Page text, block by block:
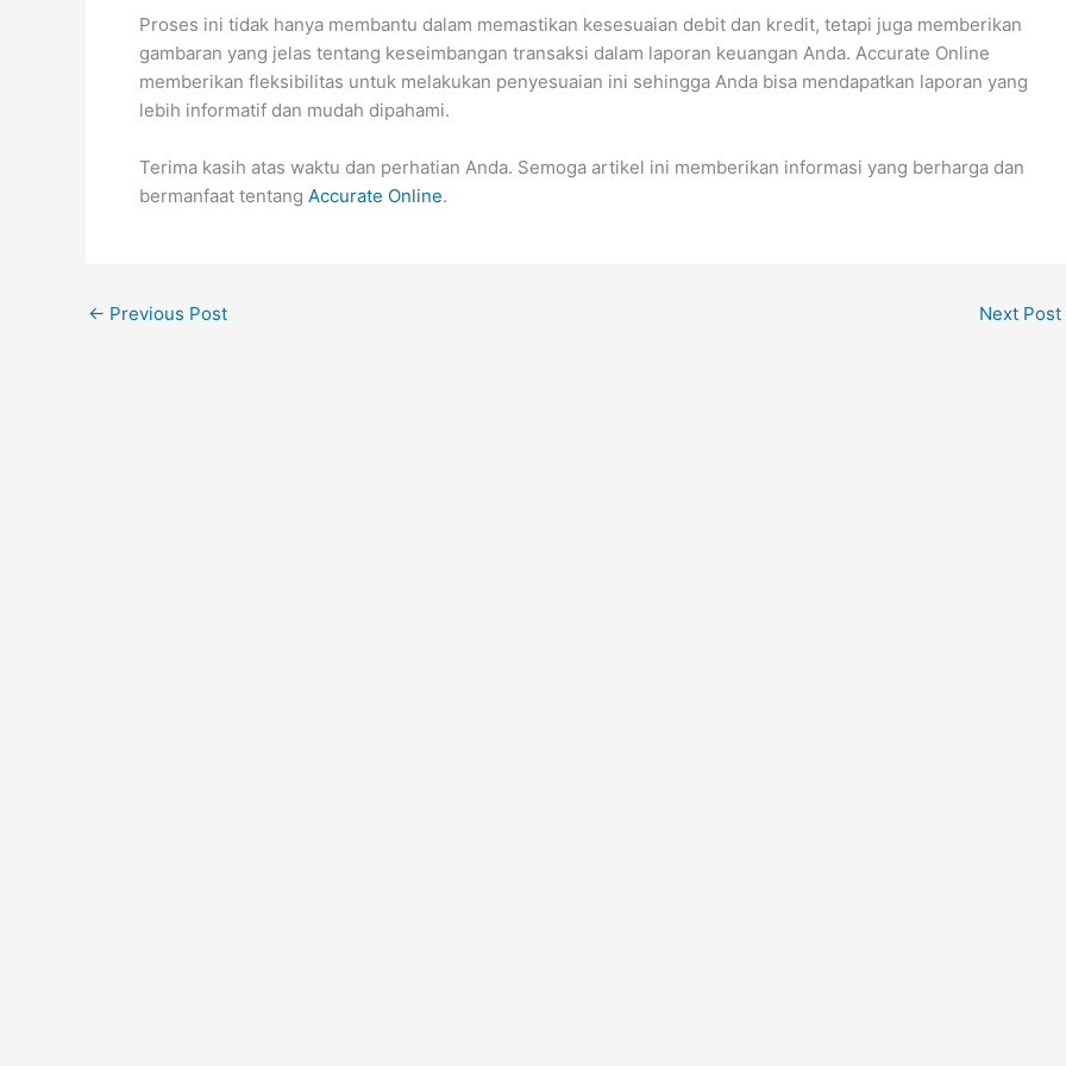
Proses ini tidak hanya membantu dalam memastikan kesesuaian debit dan kredit, tetapi juga memberikan
gambaran yang jelas tentang keseimbangan transaksi dalam laporan keuangan Anda. Accurate Online
memberikan fleksibilitas untuk melakukan penyesuaian ini sehingga Anda bisa mendapatkan laporan yang
lebih informatif dan mudah dipahami.
Terima kasih atas waktu dan perhatian Anda. Semoga artikel ini memberikan informasi yang berharga dan
bermanfaat tentang Accurate Online.
← Previous Post Next Post